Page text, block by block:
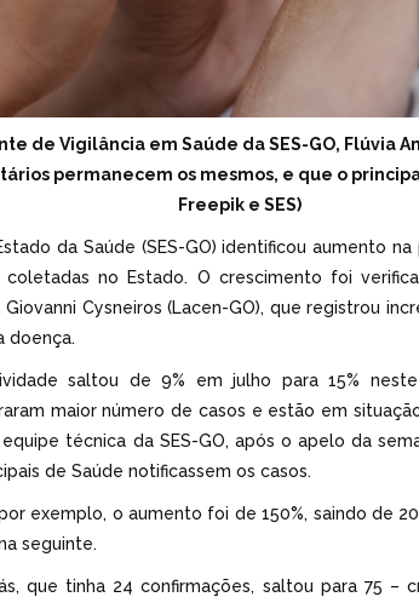
de Vigilância em Saúde da SES-GO, Flúvia
permanecem os mesmos, e que o
Freepik e SES)
da Saúde (SES-GO) identificou aumento
coletadas no Estado. O crescimento foi
Giovanni Cysneiros (Lacen-GO), que registrou
doença.
saltou de 9% em julho para 15%
maior número de casos e estão em
técnica da SES-GO, após o apelo da
de Saúde notificassem os casos.
exemplo, o aumento foi de 150%, saindo de
seguinte.
que tinha 24 confirmações, saltou para 75 –